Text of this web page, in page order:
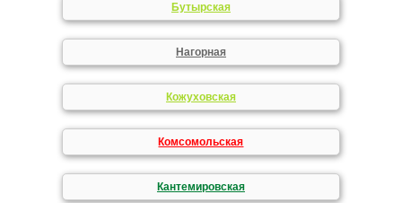
Бутырская
Нагорная
Кожуховская
Комсомольская
Кантемировская